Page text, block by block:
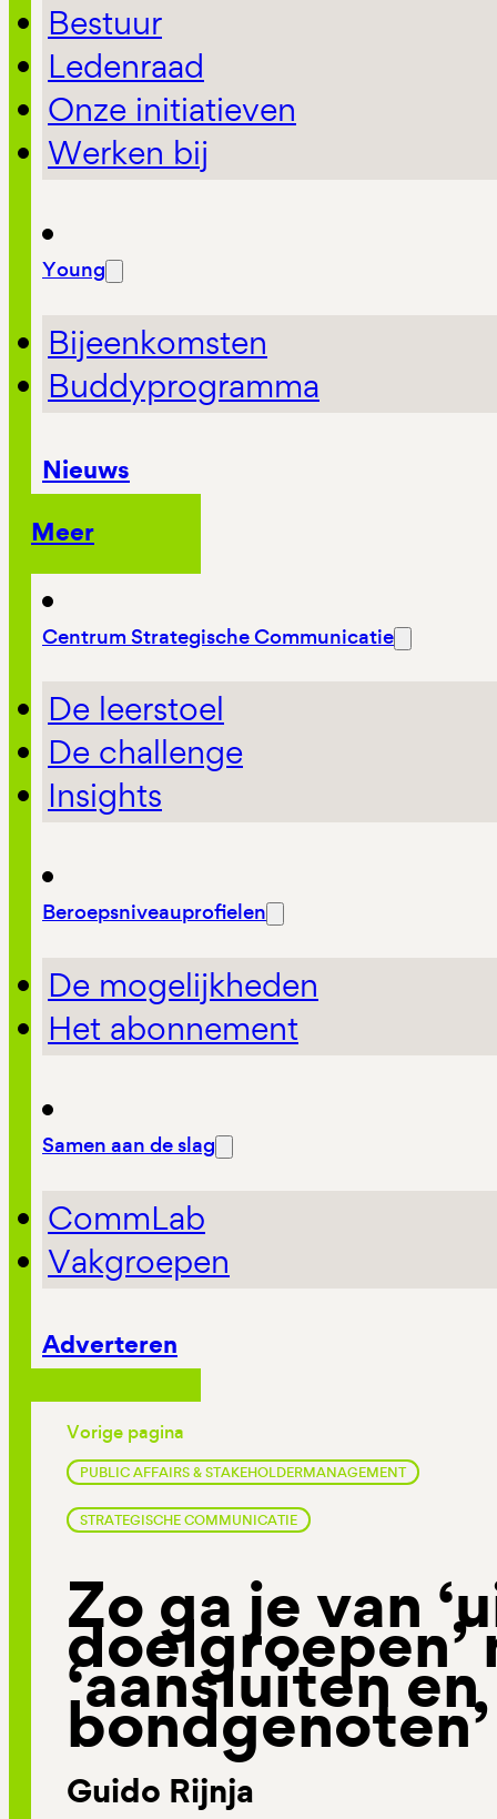
Bestuur
Ledenraad
Onze initiatieven
Werken bij
Young
Bijeenkomsten
Buddyprogramma
Nieuws
Meer
Centrum Strategische Communicatie
De leerstoel
De challenge
Insights
Beroepsniveauprofielen
De mogelijkheden
Het abonnement
Samen aan de slag
CommLab
Vakgroepen
Adverteren
Vorige pagina
PUBLIC AFFAIRS & STAKEHOLDERMANAGEMENT
STRATEGISCHE COMMUNICATIE
Zo ga je van
doelgroepen’
‘aansluiten en
bondgenoten’
Guido Rijnja